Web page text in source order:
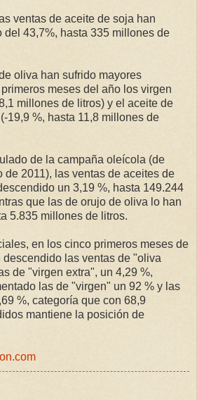
ventas de aceite de soja han
del 43,7%, hasta 335 millones de
oliva han sufrido mayores
meses del año los virgen
millones de litros) y el aceite de
19,9 %, hasta 11,8 millones de
de la campaña oleícola (de
de 2011), las ventas de aceites de
un 3,19 %, hasta 149.244
que las de orujo de oliva lo han
5.835 millones de litros.
en los cinco primeros meses de
las ventas de "oliva
de "virgen extra", un 4,29 %,
las de "virgen" un 92 % y las
%, categoría que con 68,9
mantiene la posición de